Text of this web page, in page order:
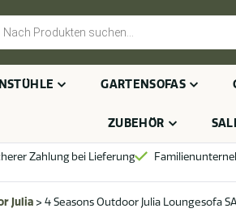
GARTENSOFAS
ZUBEHÖR
Zahlung bei Lieferung
Julia> 4 Seasons Outdoor Julia Loungesofa